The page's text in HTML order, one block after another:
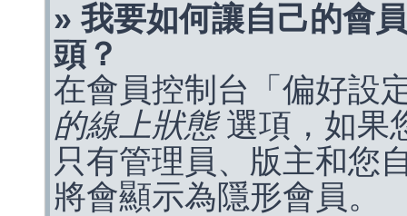
» 我要如何讓自己的會
頭？
在會員控制台「偏好設
的線上狀態選項，如果
只有管理員、版主和您
將會顯示為隱形會員。